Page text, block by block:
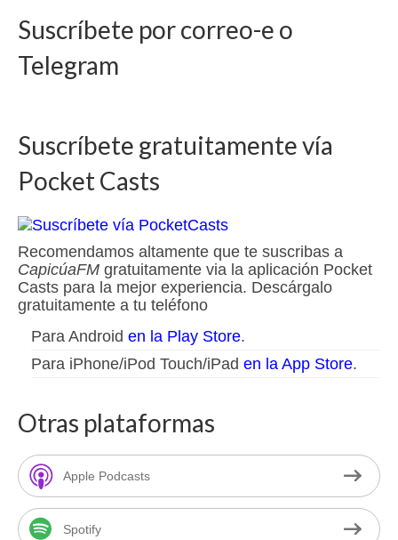
Suscríbete por correo-e o
Telegram
Suscríbete gratuitamente vía
Pocket Casts
Recomendamos altamente que te suscribas a
CapicúaFM gratuitamente via la aplicación Pocket
Casts para la mejor experiencia. Descárgalo
gratuitamente a tu teléfono
Para Android en la Play Store.
Para iPhone/iPod Touch/iPad en la App Store.
Otras plataformas
Apple Podcasts
Spotify